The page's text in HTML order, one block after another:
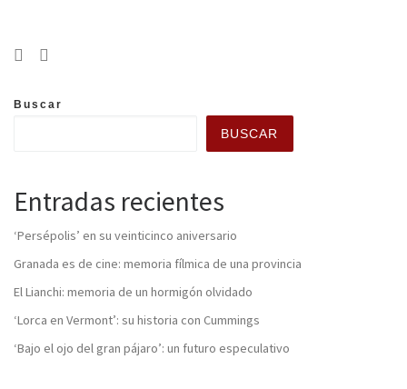
Buscar
BUSCAR
Entradas recientes
‘Persépolis’ en su veinticinco aniversario
Granada es de cine: memoria fílmica de una provincia
El Lianchi: memoria de un hormigón olvidado
‘Lorca en Vermont’: su historia con Cummings
‘Bajo el ojo del gran pájaro’: un futuro especulativo